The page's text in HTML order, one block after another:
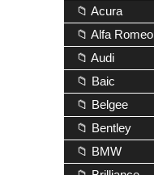
📁 Acura
📁 Alfa Romeo
📁 Audi
📁 Baic
📁 Belgee
📁 Bentley
📁 BMW